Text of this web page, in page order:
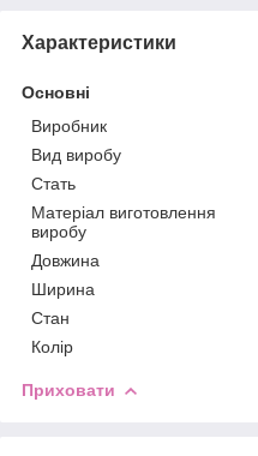
Характеристики
Основні
Виробник
Вид виробу
Стать
Матеріал виготовлення
виробу
Довжина
Ширина
Стан
Колір
Приховати